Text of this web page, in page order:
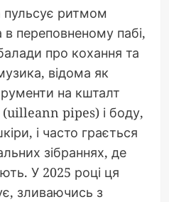
пульсує ритмом
переповненому пабі,
про кохання та
відома як
на кшталт
(uilleann pipes) і боду,
і часто грається
зібраннях, де
У 2025 році ця
зливаючись з